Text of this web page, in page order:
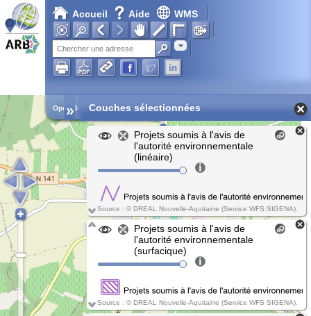
Accueil Aide WMS
Adresse
Chargement en cours...
Open Street Map
» Couches sélectionnées
Projets soumis à l'avis de
l'autorité environnementale
(linéaire)
Source : © DREAL Nouvelle-Aquitaine (Service WFS SIGENA).
Projets soumis à l'avis de
l'autorité environnementale
(surfacique)
Source : © DREAL Nouvelle-Aquitaine (Service WFS SIGENA).